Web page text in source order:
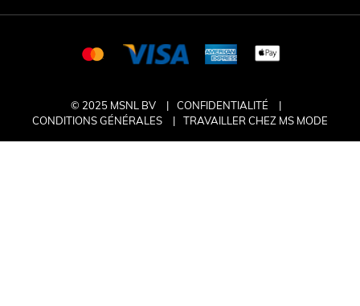
© 2025 MSNL BV
CONFIDENTIALITÉ
CONDITIONS GÉNÉRALES
TRAVAILLER CHEZ MS MODE